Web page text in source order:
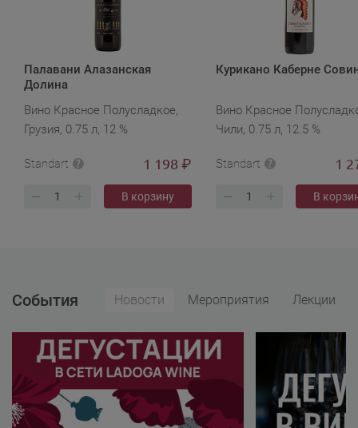
Палавани Алазанская
Долина
Вино Красное Полусладкое,
Грузия, 0.75 л, 12 %
Standart 1 198 ₽
В корзину
Курикано Каберне
Вино Красное
Чили, 0.75 л, 12.5 %
Standart 1
В
События Новости Мероприятия Лекции